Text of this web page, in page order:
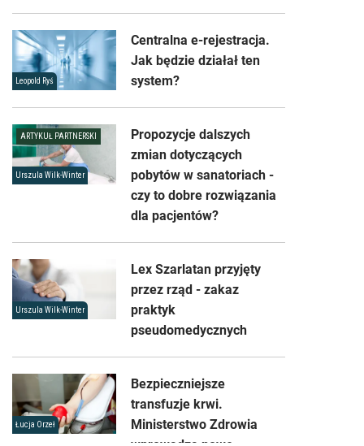
Leopold Ryś
Centralna e-rejestracja.
Jak będzie działał ten
system?
ARTYKUŁ PARTNERSKI
Urszula Wilk-Winter
Propozycje dalszych
zmian dotyczących
pobytów w sanatoriach -
czy to dobre rozwiązania
dla pacjentów?
Urszula Wilk-Winter
Lex Szarlatan przyjęty
przez rząd - zakaz
praktyk
pseudomedycznych
Łucja Orzeł
Bezpieczniejsze
transfuzje krwi.
Ministerstwo Zdrowia